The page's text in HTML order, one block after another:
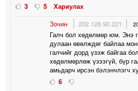
3
5
Хариулах
Зочин
202.126.90.221
Галч бол хөдөлмөр юм. Энэ
дулаан өвөлждөг байлаа
галчийг дорд үзэж байгаа
хөдөлмөрлөж үзээгүй, бүр
амьдарч ирсэн бэлэнчлэгч
6